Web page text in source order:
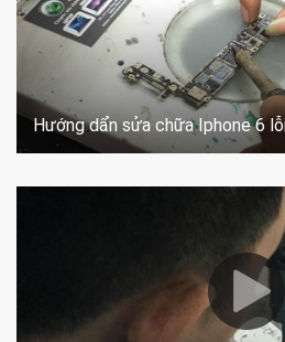
Hướng dẩn sửa chữa Iphone 6